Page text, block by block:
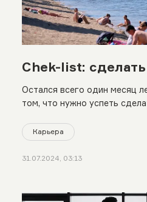
Chek-list:
Остался всего один месяц
том, что нужно успеть
Карьера
31.07.2024, 03:13